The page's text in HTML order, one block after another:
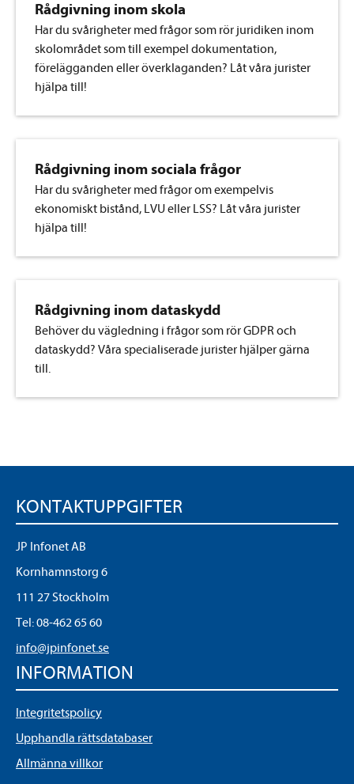
Rådgivning inom skola
Har du svårigheter med frågor som rör juridiken inom
skolområdet som till exempel dokumentation,
förelägganden eller överklaganden? Låt våra jurister
hjälpa till!
Rådgivning inom sociala frågor
Har du svårigheter med frågor om exempelvis
ekonomiskt bistånd, LVU eller LSS? Låt våra jurister
hjälpa till!
Rådgivning inom dataskydd
Behöver du vägledning i frågor som rör GDPR och
dataskydd? Våra specialiserade jurister hjälper gärna
till.
KONTAKTUPPGIFTER
JP Infonet AB
Kornhamnstorg 6
111 27 Stockholm
Tel:08-462 65 60
info@jpinfonet.se
INFORMATION
Integritetspolicy
Upphandla rättsdatabaser
Allmänna villkor